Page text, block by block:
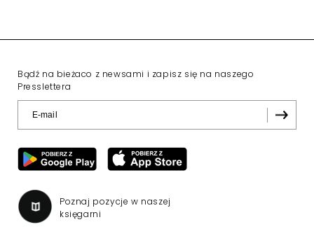
Bądź na bieżaco z newsami i zapisz się na naszego
Presslettera
Poznaj pozycje w naszej
księgarni